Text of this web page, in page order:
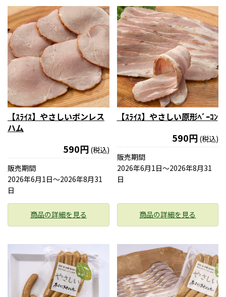
【ｽﾗｲｽ】やさしいボンレス
ハム
590円 (税込)
販売期間
2026年6月1日〜2026年8月31
日
商品の詳細を見る
【ｽﾗｲｽ】やさしい原形ﾍﾞｰｺﾝ
590円 (税込)
販売期間
2026年6月1日〜2026年8月31
日
商品の詳細を見る